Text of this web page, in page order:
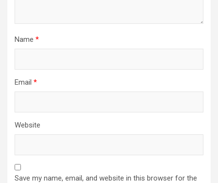
Name *
Email *
Website
Save my name, email, and website in this browser for the